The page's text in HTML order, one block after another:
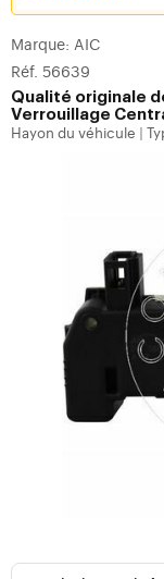
Marque: AIC
Réf. 56639
Qualité originale
Verrouillage
Hayon du véhicule